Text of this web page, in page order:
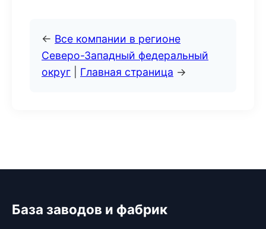
← Все компании в регионе
Северо-Западный федеральный
округ
Главная страница →
База заводов и фабрик